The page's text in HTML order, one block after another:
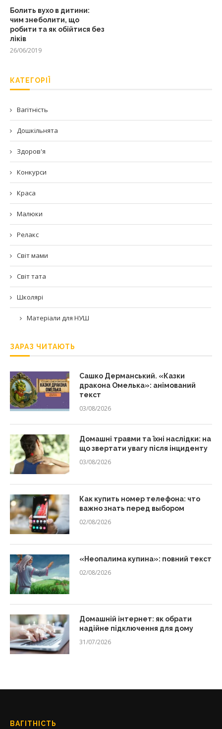
Болить вухо в дитини:
чим знеболити, що
робити та як обійтися без
ліків
26/06/2019
КАТЕГОРІЇ
Вагітність
Дошкільнята
Здоров'я
Конкурси
Краса
Малюки
Релакс
Світ мами
Світ тата
Школярі
Матеріали для НУШ
ЗАРАЗ ЧИТАЮТЬ
Сашко Дерманський. «Казки
дракона Омелька»: анімований
текст
03/08/2026
Домашні травми та їхні наслідки: на
що звертати увагу після інциденту
03/08/2026
Как купить номер телефона: что
важно знать перед выбором
02/08/2026
«Неопалима купина»: повний текст
02/08/2026
Домашній інтернет: як обрати
надійне підключення для дому
31/07/2026
ВАГІТНІСТЬ